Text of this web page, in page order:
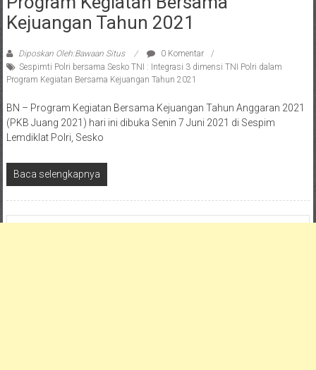
Kejuangan Tahun 2021
Diposkan Oleh:Bawaan Situs
0 Komentar
Sespimti Polri bersama Sesko TNI : Integrasi 3 dimensi TNI Polri dalam
Program Kegiatan Bersama Kejuangan Tahun 2021
BN – Program Kegiatan Bersama Kejuangan Tahun Anggaran 2021
(PKB Juang 2021) hari ini dibuka Senin 7 Juni 2021 di Sespim
Lemdiklat Polri, Sesko
Baca selengkapnya